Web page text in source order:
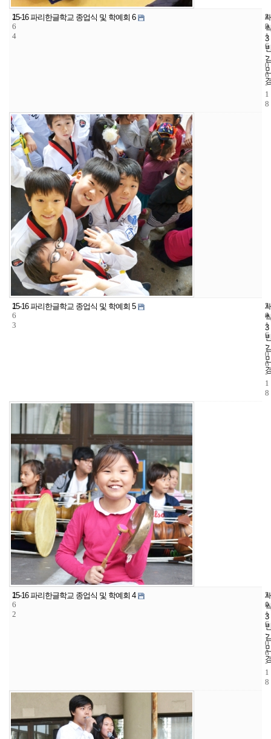
2
6
4
15-16 파리한글학교 종업식 및 학예회 6
3
8
2
2
0
1
6
-
0
6
-
1
8
2
6
3
15-16 파리한글학교 종업식 및 학예회 5
3
5
4
2
0
1
6
-
0
6
-
1
8
2
6
2
15-16 파리한글학교 종업식 및 학예회 4
3
5
1
2
0
1
6
-
0
6
-
1
8